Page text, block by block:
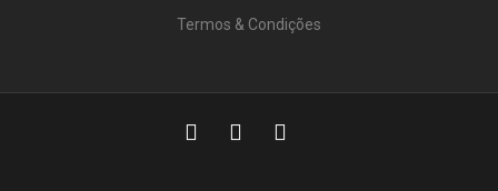
Termos & Condições